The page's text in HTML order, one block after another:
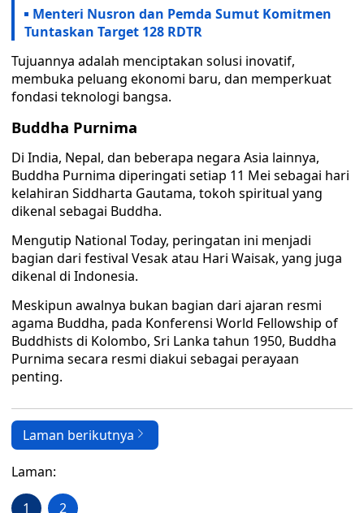
Menteri Nusron dan Pemda Sumut Komitmen
Tuntaskan Target 128 RDTR
Tujuannya adalah menciptakan solusi inovatif,
membuka peluang ekonomi baru, dan memperkuat
fondasi teknologi bangsa.
Buddha Purnima
Di India, Nepal, dan beberapa negara Asia lainnya,
Buddha Purnima diperingati setiap 11 Mei sebagai hari
kelahiran Siddharta Gautama, tokoh spiritual yang
dikenal sebagai Buddha.
Mengutip National Today, peringatan ini menjadi
bagian dari festival Vesak atau Hari Waisak, yang juga
dikenal di Indonesia.
Meskipun awalnya bukan bagian dari ajaran resmi
agama Buddha, pada Konferensi World Fellowship of
Buddhists di Kolombo, Sri Lanka tahun 1950, Buddha
Purnima secara resmi diakui sebagai perayaan
penting.
Laman berikutnya
Laman:
1 2